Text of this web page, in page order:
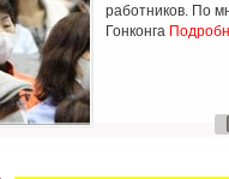
работников. По
Гонконга